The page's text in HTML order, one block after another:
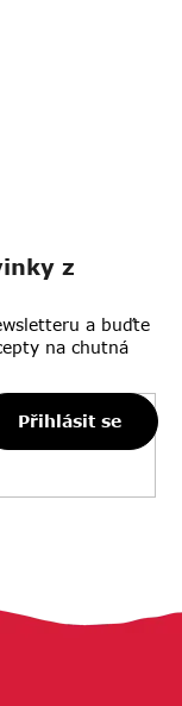
z
a buďte
na chutná
ochrany
Přihlásit se